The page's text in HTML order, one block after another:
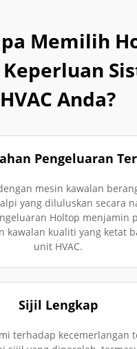
Memilih
HVAC Anda?
Pengeluaran
mesin kawalan
yang diluluskan secara
Holtop menjamin
kawalan kualiti yang ketat
unit HVAC.
Sijil Lengkap
terhadap kecemerlangan